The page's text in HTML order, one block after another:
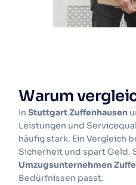
Warum
InStuttgart Zuffenhausen
Leistungen und
häufig stark. Ein Vergleich
Sicherheit und spart Geld.
Umzugsunternehmen
Bedürfnissen passt.